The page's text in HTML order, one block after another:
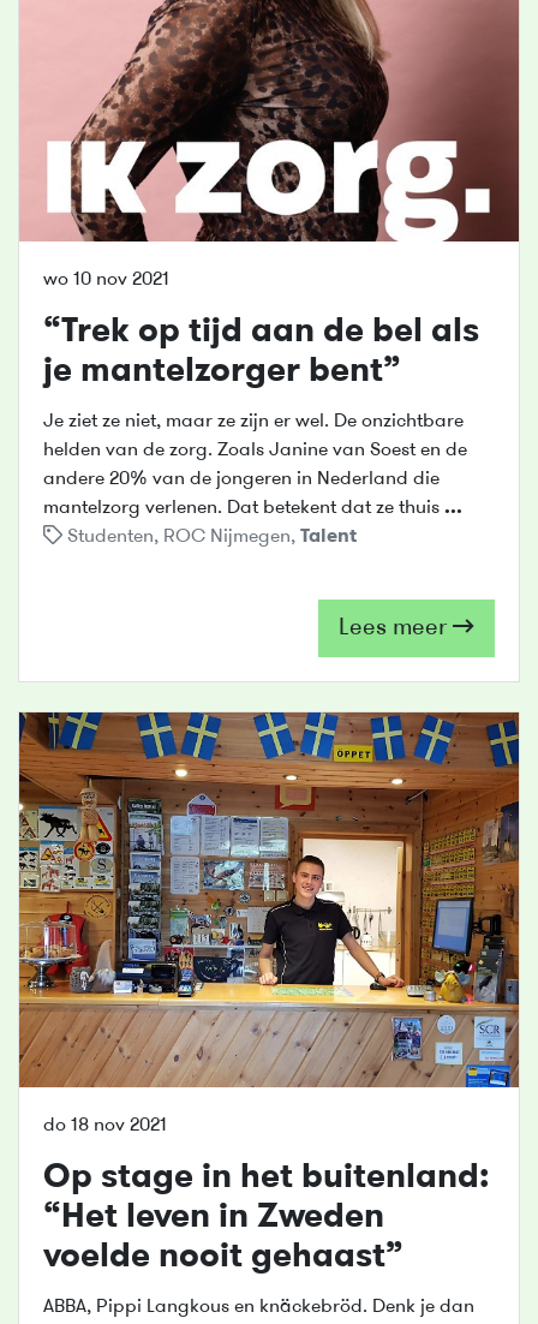
wo 10 nov 2021
“Trek op tijd aan de bel als
je mantelzorger bent”
Je ziet ze niet, maar ze zijn er wel. De onzichtbare
helden van de zorg. Zoals Janine van Soest en de
andere 20% van de jongeren in Nederland die
mantelzorg verlenen. Dat betekent dat ze thuis ...
Studenten, ROC Nijmegen, Talent
Lees meer
do 18 nov 2021
Op stage in het buitenland:
“Het leven in Zweden
voelde nooit gehaast”
ABBA, Pippi Langkous en knäckebröd. Denk je dan